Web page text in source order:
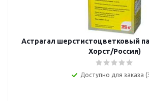
Астрагал шерстистоцветковый
Хорст/Россия)
Доступно для заказа